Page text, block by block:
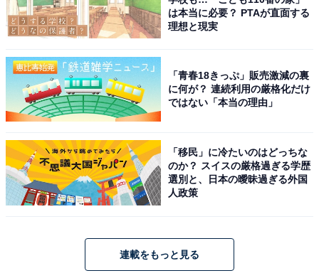
「佐久山温泉 きみのゆ」公式Webサイトより
ままかけ流しで楽しめます。露天風呂・電気風呂・サウ
ナ・本格的な岩盤浴30床を完備し、地元の新鮮野菜や旬
の食材を使った大型食堂も充実。5名定員の1棟貸しスタ
営業時間
10:00〜22:00
所在地：栃木県大田原市佐久山2508
は本当に必要？ PTAが直面する
理想と現実
「青春18きっぷ」販売激減の裏
に何が？ 連続利用の厳格化だけ
ではない「本当の理由」
「移民」に冷たいのはどっちな
のか？ スイスの厳格過ぎる学歴
選別と、日本の曖昧過ぎる外国
人政策
連載をもっと見る